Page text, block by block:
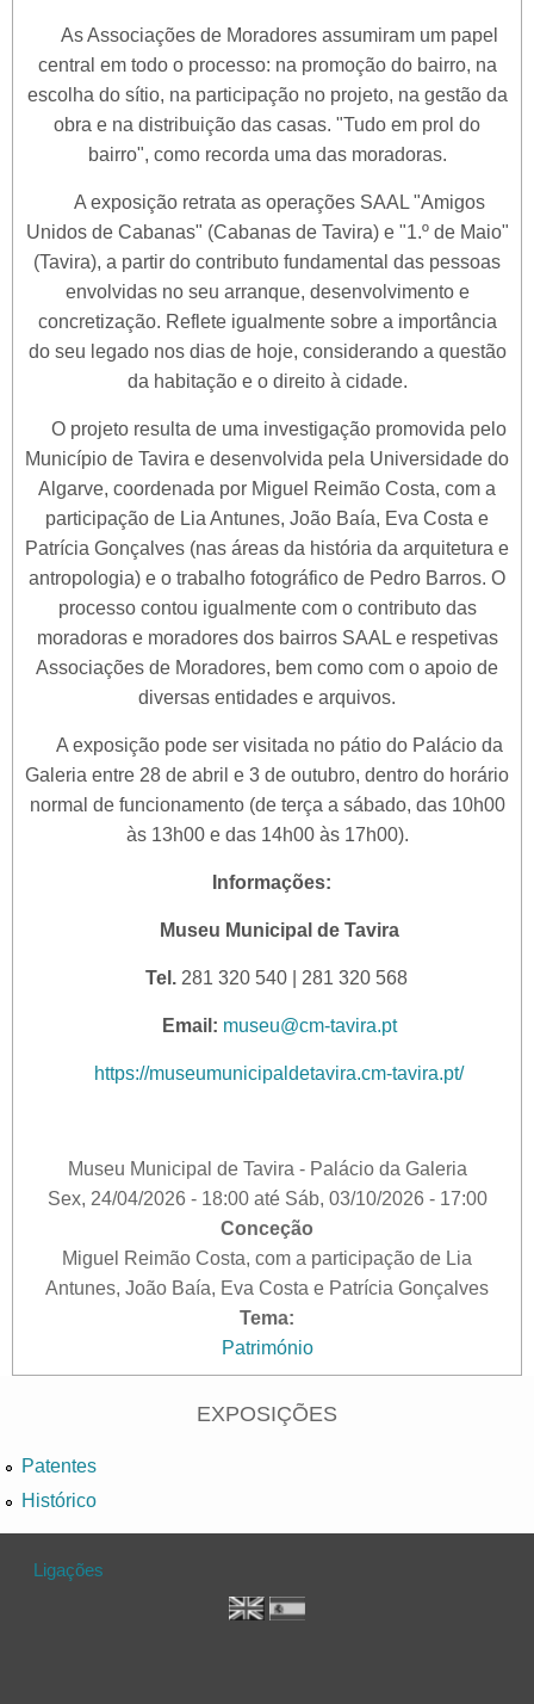
As Associações de Moradores assumiram um papel
central em todo o processo: na promoção do bairro, na
escolha do sítio, na participação no projeto, na gestão da
obra e na distribuição das casas. "Tudo em prol do
bairro", como recorda uma das moradoras.
A exposição retrata as operações SAAL "Amigos
Unidos de Cabanas" (Cabanas de Tavira) e "1.º de Maio"
(Tavira), a partir do contributo fundamental das pessoas
envolvidas no seu arranque, desenvolvimento e
concretização. Reflete igualmente sobre a importância
do seu legado nos dias de hoje, considerando a questão
da habitação e o direito à cidade.
O projeto resulta de uma investigação promovida pelo
Município de Tavira e desenvolvida pela Universidade do
Algarve, coordenada por Miguel Reimão Costa, com a
participação de Lia Antunes, João Baía, Eva Costa e
Patrícia Gonçalves (nas áreas da história da arquitetura e
antropologia) e o trabalho fotográfico de Pedro Barros. O
processo contou igualmente com o contributo das
moradoras e moradores dos bairros SAAL e respetivas
Associações de Moradores, bem como com o apoio de
diversas entidades e arquivos.
A exposição pode ser visitada no pátio do Palácio da
Galeria entre 28 de abril e 3 de outubro, dentro do horário
normal de funcionamento (de terça a sábado, das 10h00
às 13h00 e das 14h00 às 17h00).
Informações:
Museu Municipal de Tavira
Tel. 281 320 540 | 281 320 568
Email: museu@cm-tavira.pt
https://museumunicipaldetavira.cm-tavira.pt/
Museu Municipal de Tavira - Palácio da Galeria
Sex, 24/04/2026 - 18:00até Sáb, 03/10/2026 - 17:00
Conceção
Miguel Reimão Costa, com a participação de Lia
Antunes, João Baía, Eva Costa e Patrícia Gonçalves
Tema:
Património
EXPOSIÇÕES
Patentes
Histórico
Ligações